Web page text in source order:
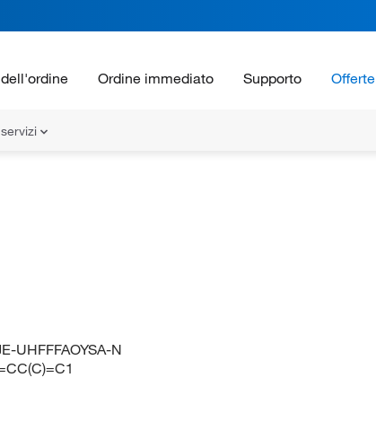
Ordine immediato Supporto Offerte
UHFFFAOYSA-N